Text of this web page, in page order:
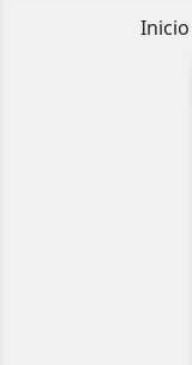
Inicio